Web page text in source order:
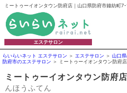
ミートゥーイオンタウン防府店｜山口県防府市鐘紡町7-
エステサロン
らいらいネット エステサロン エステサロン
山口
防府市のエステサロン
ミートゥーイオンタウン防府店
ミートゥーイオンタウン防府店
んほうふてん